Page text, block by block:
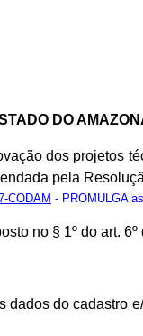
DO
dos projetos
pela
CODAM - PROMULGA
no § 1º do art.
dados do cadastro